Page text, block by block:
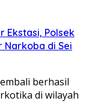
Ekstasi, Polsek
Narkoba di Sei
berhasil
di wilayah